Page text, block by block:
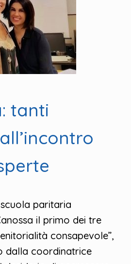
tanti
paritaria
il primo dei tre
consapevole”,
dalla coordinatrice